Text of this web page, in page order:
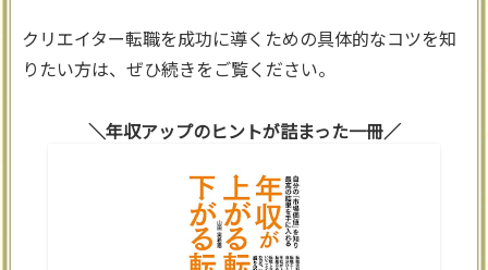
クリエイター転職を成功に導くための具体的なコツを知
りたい方は、ぜひ続きをご覧ください。
年収アップのヒントが詰まった一冊